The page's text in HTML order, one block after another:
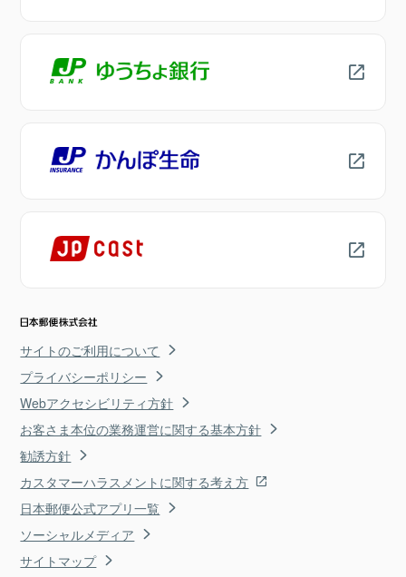
サイトのご利用について
プライバシーポリシー
Webアクセシビリティ方針
お客さま本位の業務運営に関する基本方針
勧誘方針
カスタマーハラスメントに関する考え方
日本郵便公式アプリ一覧
ソーシャルメディア
サイトマップ